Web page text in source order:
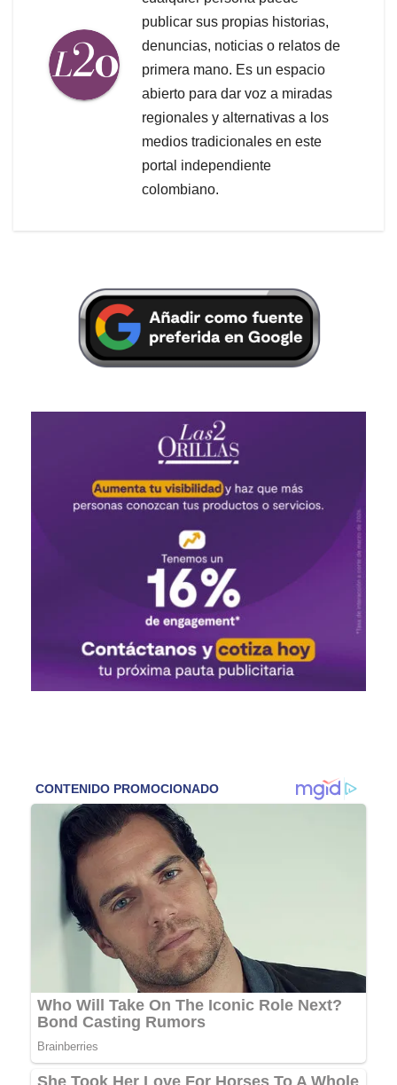
publicar sus propias historias,
denuncias, noticias o relatos de
primera mano. Es un espacio
abierto para dar voz a miradas
regionales y alternativas a los
medios tradicionales en este
portal independiente
colombiano.